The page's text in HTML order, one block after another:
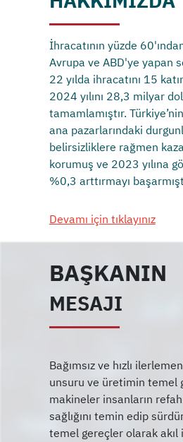
İhracatının yüzde
Avrupa ve ABD'ye yapan
22 yılda ihracatını 15
2024 yılını 28,3 milyar
tamamlamıştır.
ana pazarlarındaki
belirsizliklere rağmen
korumuş ve 2023 yılına
%0,3 arttırmayı
Devamı için tıklayınız
BAŞKANIN
MESAJI
Bağımsız ve hızlı
unsuru ve üretimin temel
makineler insanların
sağlığını temin edip
temel gereçler olarak akıl